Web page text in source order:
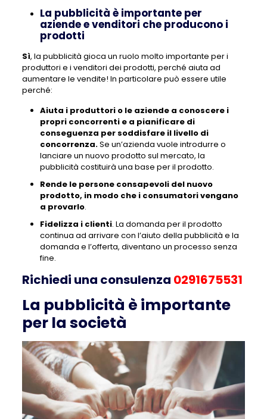
La pubblicità è importante per
aziende e venditori che producono i
prodotti
Sì, la pubblicità gioca un ruolo molto importante per i
produttori e i venditori dei prodotti, perché aiuta ad
aumentare le vendite! In particolare può essere utile
perché:
Aiuta i produttori o le aziende a conoscere i
propri concorrenti e a pianificare di
conseguenza per soddisfare il livello di
concorrenza.Se un’azienda vuole introdurre o
lanciare un nuovo prodotto sul mercato, la
pubblicità costituirà una base per il prodotto.
Rende le persone consapevoli del nuovo
prodotto, in modo che i consumatori vengano
a provarlo.
Fidelizza i clienti. La domanda per il prodotto
continua ad arrivare con l’aiuto della pubblicità e la
domanda e l’offerta, diventano un processo senza
fine.
Richiedi una consulenza 0291675531
La pubblicità è importante
per la società